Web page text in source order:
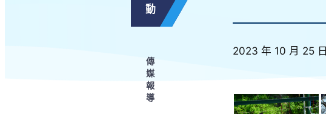
動
傳
媒
報
導
2023 年 10 月 25 日